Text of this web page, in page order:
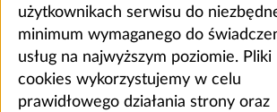
użytkownikach serwisu do
minimum wymaganego do
usług na najwyższym poziomie. Pliki
cookies wykorzystujemy w celu
prawidłowego działania strony oraz